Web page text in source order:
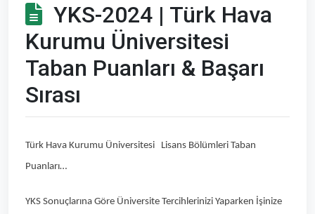
YKS-2024 | Türk Hava
Kurumu Üniversitesi
Taban Puanları & Başarı
Sırası
Türk Hava Kurumu Üniversitesi Lisans Bölümleri Taban
Puanları…
YKS Sonuçlarına Göre Üniversite Tercihlerinizi Yaparken İşinize